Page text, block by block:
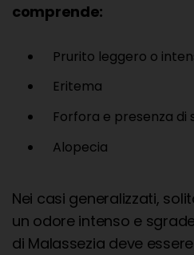
comprende:
Prurito leggero o
Eritema
Forfora e presenza di
Alopecia
Nei casi generalizzati,
un odore intenso e
di Malassezia deve